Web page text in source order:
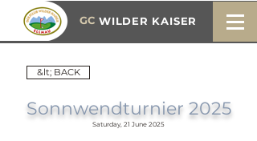
WILDER KAISER
GC
&lt; BACK
Sonnwendturnier 2025
Saturday, 21 June 2025